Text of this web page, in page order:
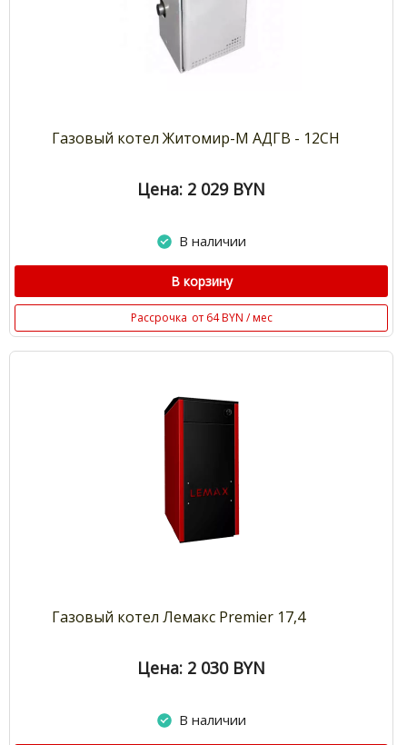
Газовый котел Житомир-М АДГВ - 12СН
Цена: 2 029 BYN
В наличии
В корзину
Рассрочка от 64 BYN / мес
Газовый котел Лемакс Premier 17,4
Цена: 2 030 BYN
В наличии